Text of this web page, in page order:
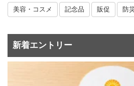
美容・コスメ 記念品 販促 防
新着エントリー